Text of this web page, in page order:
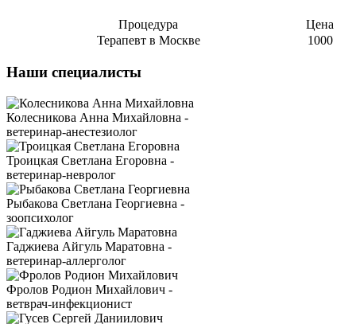
Процедура
Цена
Терапевт в Москве
1000
Наши специалисты
Колесникова Анна Михайловна -
ветеринар-анестезиолог
Троицкая Светлана Егоровна -
ветеринар-невролог
Рыбакова Светлана Георгиевна -
зоопсихолог
Гаджиева Айгуль Маратовна -
ветеринар-аллерголог
Фролов Родион Михайлович -
ветврач-инфекционист